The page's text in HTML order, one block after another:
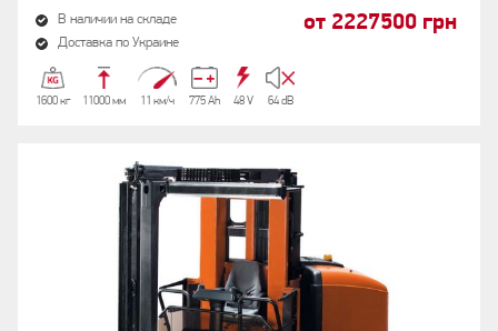
В наличии на складе
Доставка по Украине
от 2227500 грн
1600 кг 11000 мм 11 км/ч 775 Аh 48 V 64 dB